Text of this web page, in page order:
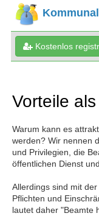
Kostenlos
Vorteile
Warum kann es
werden? Wir nennen
und Privilegien, die
öffentlichen Dienst
Allerdings sind mit
Pflichten und
lautet daher "Beamte